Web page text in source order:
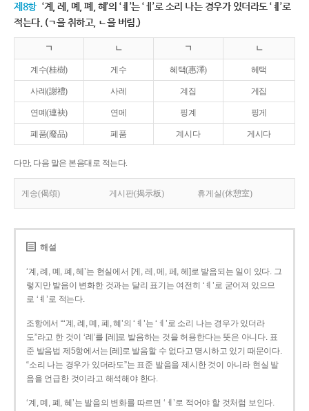
제8항 ‘계, 례, 몌, 폐, 혜’의 ‘ㅖ’는 ‘ㅔ’로 소리 나는 경우가 있더라도 ‘ㅖ’로
적는다. (ㄱ을 취하고, ㄴ을 버림.)
ㄱ ㄴ ㄱ ㄴ
계수(桂樹) 게수 혜택(惠澤) 헤택
사례(謝禮) 사레 계집 게집
연몌(連袂) 연메 핑계 핑게
폐품(廢品) 페품 계시다 게시다
다만, 다음 말은 본음대로 적는다.
게송(偈頌) 게시판(揭示板) 휴게실(休憩室)
해설
‘계, 례, 몌, 폐, 혜’는 현실에서 [게, 레, 메, 페, 헤]로 발음되는 일이 있다. 그
렇지만 발음이 변화한 것과는 달리 표기는 여전히 ‘ㅖ’로 굳어져 있으므
로 ‘ㅖ’로 적는다.
조항에서 “‘계, 례, 몌, 폐, 혜’의 ‘ㅖ’는 ‘ㅔ’로 소리 나는 경우가 있더라
도”라고 한 것이 ‘례’를 [레]로 발음하는 것을 허용한다는 뜻은 아니다. 표
준 발음법 제5항에서는 [레]로 발음할 수 없다고 명시하고 있기 때문이다.
“소리 나는 경우가 있더라도”는 표준 발음을 제시한 것이 아니라 현실 발
음을 언급한 것이라고 해석해야 한다.
‘계, 몌, 폐, 혜’는 발음의 변화를 따르면 ‘ㅔ’로 적어야 할 것처럼 보인다.